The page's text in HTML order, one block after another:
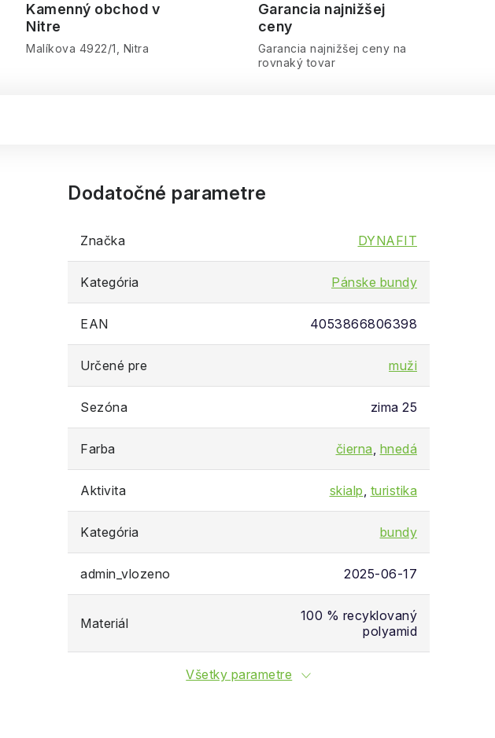
Kamenný obchod v
Nitre
Malíkova 4922/1, Nitra
Garancia najnižšej
ceny
Garancia najnižšej ceny na
rovnaký tovar
Dodatočné parametre
Značka DYNAFIT
Kategória Pánske bundy
EAN 4053866806398
Určené pre muži
Sezóna zima 25
Farba čierna, hnedá
Aktivita skialp, turistika
Kategória bundy
admin_vlozeno 2025-06-17
Materiál
100 % recyklovaný
polyamid
Všetky parametre